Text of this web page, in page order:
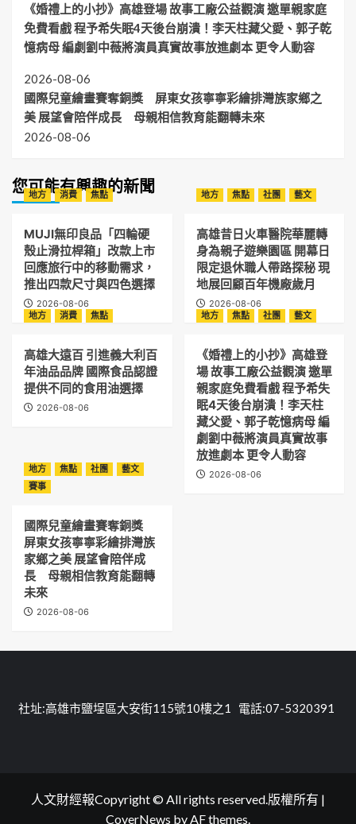
《婚禮上的小抄》高雄登場 故事工廠公益觀演 邀單親家庭
免費看戲 程予希失眠4天後台崩潰！李天柱藏父愛、郭子乾
憶病母 編劇劉中薇將演員真實故事放進劇本 更令人動容
2026-08-06
國際兒童繪畫賽奪銅獎 屏東女孩寧寧彩繪排灣族家鄉之
美 展望會陪伴成長 母親相信教育能翻轉未來
2026-08-06
您可能有興趣的新聞
地方 消費 焦點
MUJI無印良品「四輪硬
殼止滑拉桿箱」改款上市
回應旅行中的移動需求，
推出四款尺寸與四色選擇
2026-08-06
地方 焦點 社團 藝文
高雄昔日火車醫院華麗轉
身為親子遊樂園區 開幕日
限定退休職人帶路探秘 現
地展回顧百年機廠歲月
2026-08-06
地方
消費 焦點
高雄大遠百 引進義大利百
年油品品牌 國際食品認證
提供不同的食用油選擇
2026-08-06
地方 焦點 社團 藝文
《婚禮上的小抄》高雄登
場 故事工廠公益觀演 邀單
親家庭免費看戲 程予希失
眠4天後台崩潰！李天柱
藏父愛、郭子乾憶病母 編
劇劉中薇將演員真實故事
放進劇本 更令人動容
2026-08-06
地方 焦點 社團
藝文
賽事
國際兒童繪畫賽奪銅獎
屏東女孩寧寧彩繪排灣族
家鄉之美 展望會陪伴成
長 母親相信教育能翻轉
未來
2026-08-06
社址:高雄市鹽埕區大安街115號10樓之1 電話:07-5320391
人文財經報Copyright © All rights reserved.版權所有 |
CoverNews by AF themes.